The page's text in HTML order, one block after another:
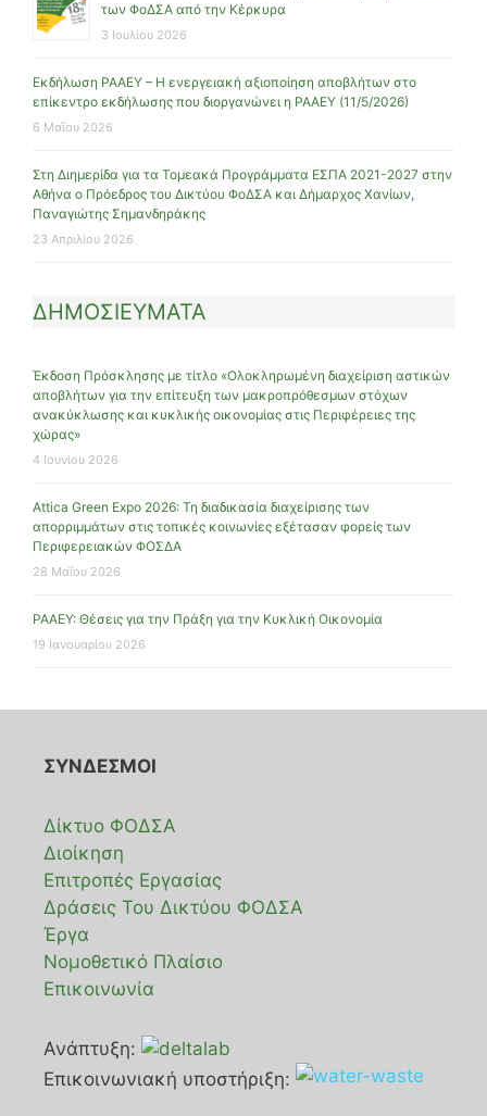
των ΦοΔΣΑ από την Κέρκυρα
3 Ιουλίου 2026
Εκδήλωση ΡΑΑΕΥ – Η ενεργειακή αξιοποίηση αποβλήτων στο
επίκεντρο εκδήλωσης που διοργανώνει η ΡΑΑΕΥ (11/5/2026)
6 Μαΐου 2026
Στη Διημερίδα για τα Τομεακά Προγράμματα ΕΣΠΑ 2021-2027 στην
Αθήνα ο Πρόεδρος του Δικτύου ΦοΔΣΑ και Δήμαρχος Χανίων,
Παναγιώτης Σημανδηράκης
23 Απριλίου 2026
ΔΗΜΟΣΙΕΥΜΑΤΑ
Έκδοση Πρόσκλησης με τίτλο «Ολοκληρωμένη διαχείριση αστικών
αποβλήτων για την επίτευξη των μακροπρόθεσμων στόχων
ανακύκλωσης και κυκλικής οικονομίας στις Περιφέρειες της
χώρας»
4 Ιουνίου 2026
Attica Green Expo 2026: Τη διαδικασία διαχείρισης των
απορριμμάτων στις τοπικές κοινωνίες εξέτασαν φορείς των
Περιφερειακών ΦΟΣΔΑ
28 Μαΐου 2026
ΡΑΑΕΥ: Θέσεις για την Πράξη για την Κυκλική Οικονομία
19 Ιανουαρίου 2026
ΣΥΝΔΕΣΜΟΙ
Δίκτυο ΦΟΔΣΑ
Διοίκηση
Επιτροπές Εργασίας
Δράσεις Του Δικτύου ΦΟΔΣΑ
Έργα
Νομοθετικό Πλαίσιο
Επικοινωνία
Ανάπτυξη:
Επικοινωνιακή υποστήριξη: